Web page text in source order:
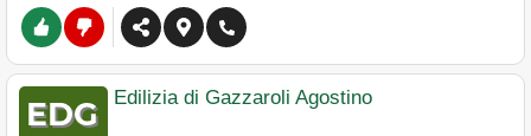
Edilizia di Gazzaroli Agostino